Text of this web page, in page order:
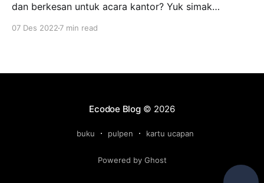
dan berkesan untuk acara kantor? Yuk simak
07 Des 2022 7 min read
Ecodoe Blog© 2026
buku pulpen kartu ucapan
Powered by Ghost